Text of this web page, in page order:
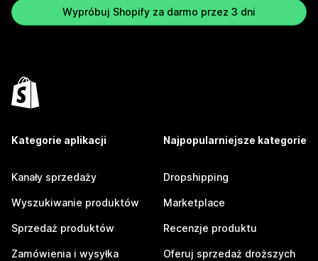
Wypróbuj Shopify za darmo przez 3 dni
Kategorie aplikacji
Kanały sprzedaży
Wyszukiwanie produktów
Sprzedaż produktów
Zamówienia i wysyłka
Najpopularniejsze kategorie
Dropshipping
Marketplace
Recenzje produktu
Oferuj sprzedaż droższych